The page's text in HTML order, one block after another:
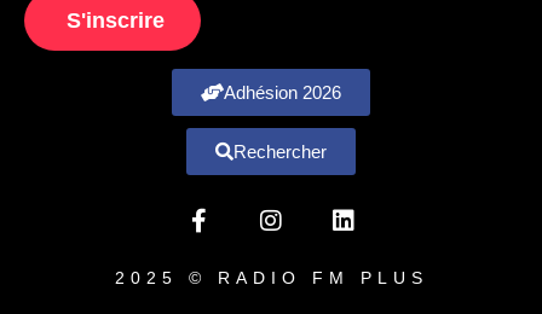
S'inscrire
Adhésion 2026
Rechercher
2025 © RADIO FM PLUS